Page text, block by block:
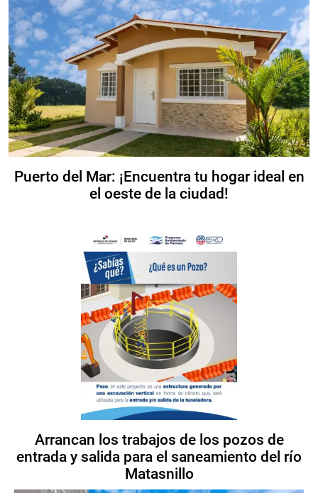
Puerto del Mar: ¡Encuentra tu hogar ideal en
el oeste de la ciudad!
Arrancan los trabajos de los pozos de
entrada y salida para el saneamiento del río
Matasnillo